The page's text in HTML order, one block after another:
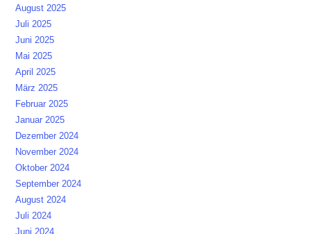
August 2025
Juli 2025
Juni 2025
Mai 2025
April 2025
März 2025
Februar 2025
Januar 2025
Dezember 2024
November 2024
Oktober 2024
September 2024
August 2024
Juli 2024
Juni 2024